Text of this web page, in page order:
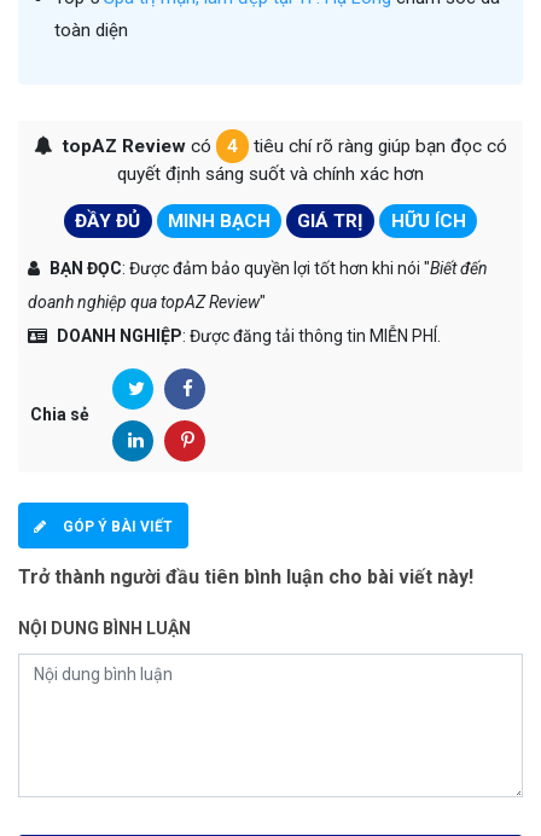
toàn diện
topAZ Reviewcó 4
tiêu chí rõ ràng giúp bạn đọc có
quyết định sáng suốt và chính xác hơn
ĐẦY ĐỦ MINH BẠCH GIÁ TRỊ HỮU ÍCH
BẠN ĐỌC: Được đảm bảo quyền lợi tốt hơn khi nói "Biết đến
doanh nghiệp qua topAZ Review"
DOANH NGHIỆP: Được đăng tải thông tin MIỄN PHÍ.
Chia sẻ
GÓP Ý BÀI VIẾT
Trở thành người đầu tiên bình luận cho bài viết này!
NỘI DUNG BÌNH LUẬN